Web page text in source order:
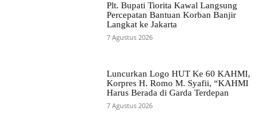
Plt. Bupati Tiorita Kawal Langsung
Percepatan Bantuan Korban Banjir
Langkat ke Jakarta
7 Agustus 2026
Luncurkan Logo HUT Ke 60 KAHMI,
Korpres H. Romo M. Syafii, “KAHMI
Harus Berada di Garda Terdepan
7 Agustus 2026